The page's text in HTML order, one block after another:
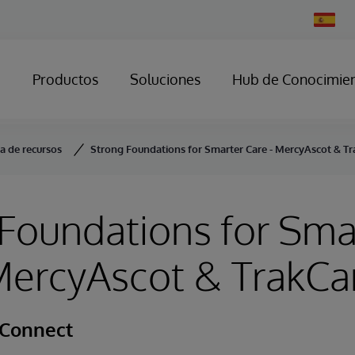
Change
Country
Productos Soluciones Hub de
de recursos Strong Foundations for Smarter Care - MercyAscot &
for
&